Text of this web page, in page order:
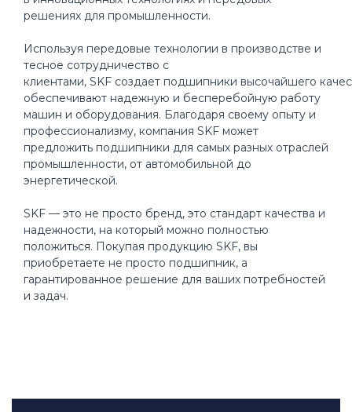
решениях для промышленности.
Используя передовые технологии в производстве и
тесное сотрудничество с
клиентами, SKF создает подшипники высочайшего
обеспечивают надежную и бесперебойную работу
машин и оборудования. Благодаря своему опыту и
профессионализму, компания SKF может
предложить подшипники для самых разных отраслей
промышленности, от автомобильной до
энергетической.
SKF — это не просто бренд, это стандарт качества и
надежности, на который можно полностью
положиться. Покупая продукцию SKF, вы
приобретаете не просто подшипник, а
гарантированное решение для ваших потребностей
и задач.